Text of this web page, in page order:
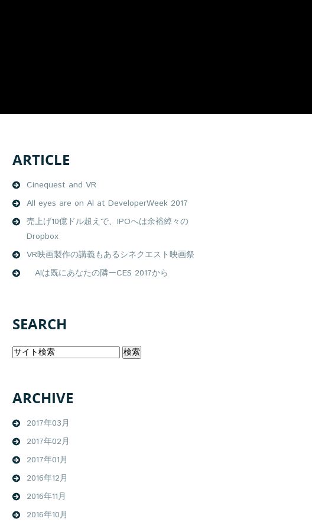
ARTICLE
Cinequest and VR
All eyes are on AI at DeveloperWeek 2017
売上げ10億ドル超えで、IPOへは余裕綽々の
Dropbox
VR映画製作の講義もあるシネクエスト映画祭
AIは既にあなたの隣ーCES 2017から
SEARCH
ARCHIVE
2017年03月
2017年02月
2017年01月
2016年12月
2016年11月
2016年10月